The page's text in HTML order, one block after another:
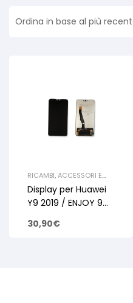
RICAMBI,ACCESSORI E
RICAMBI PER SMARTPHONE
E TABLET, RICAMBI HUAWEI
Y SERIE,Y9 2019
Display per Huawei
Y9 2019 / ENJOY 9
Touch Screen Senza
30,90€